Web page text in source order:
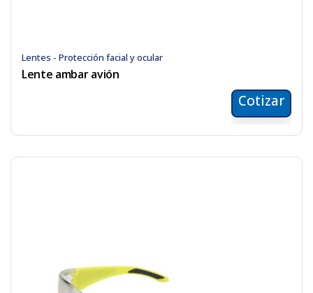
Lentes - Protección facial y ocular
Lente ambar avión
Cotizar